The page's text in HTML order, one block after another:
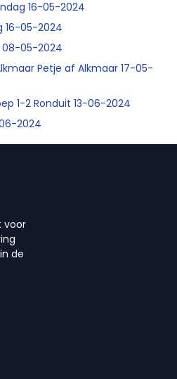
16-05-2024
16-05-2024
08-05-2024
Petje af Alkmaar 17-05-
1-2 Ronduit 13-06-2024
2024
voor
de